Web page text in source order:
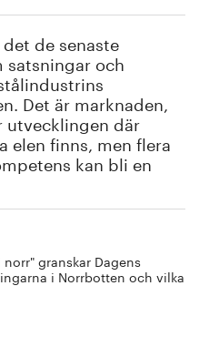
de senaste
satsningar och
Det är marknaden,
utvecklingen där
elen finns, men flera
kan bli en
granskar Dagens
i Norrbotten och vilka